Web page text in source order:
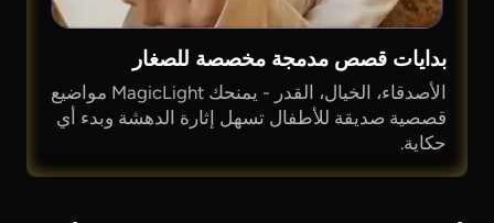
بدايات قصص مدمجة مخصصة للصغار
الأصدقاء، الخيال، القدر - يمنحك MagicLight مواضيع
قصصية صديقة للأطفال تسهل إثارة الدهشة وبدء أي
حكاية.